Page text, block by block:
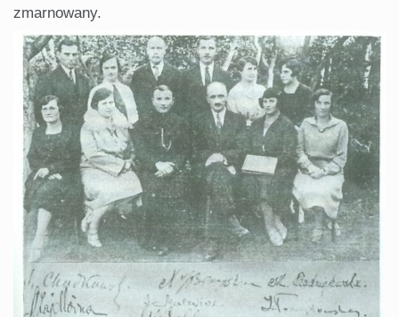
zmarnowany.